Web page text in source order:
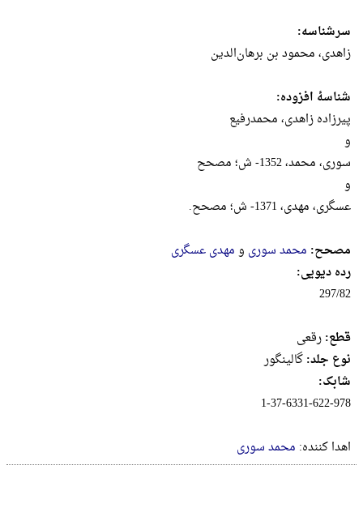
سرشناسه:
زاهدی، محمود بن برهان‌الدین
شناسۀ افزوده:
پیرزاده زاهدی، محمدرفیع
و
سوری، محمد، 1352- ش؛ مصحح
و
عسگری، مهدی، 1371- ش؛ مصحح.
مصحح: محمد سوری ومهدی عسگری
رده دیویی:
297/82
قطع:رقعى
نوع جلد:گالینگور
شابک:
1-37-6331-622-978
اهدا کننده: محمد سوری